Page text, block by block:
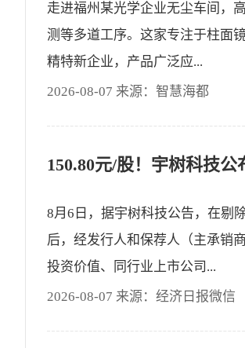
走进福州某光学企业无尘车间，
测等多道工序。这家专注于柱面
精特新企业，产品广泛应...
2026-08-07 来源：智慧海都
8月6日，据宇树科技公告，在剔
后，经发行人和保荐人（主承销
投资价值、同行业上市公司...
2026-08-07 来源：经济日报微信